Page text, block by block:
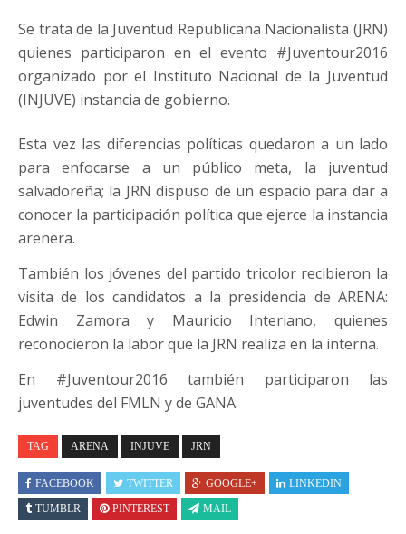
Se trata de la Juventud Republicana Nacionalista (JRN)
quienes participaron en el evento #Juventour2016
organizado por el Instituto Nacional de la Juventud
(INJUVE) instancia de gobierno.
Esta vez las diferencias políticas quedaron a un lado
para enfocarse a un público meta, la juventud
salvadoreña; la JRN dispuso de un espacio para dar a
conocer la participación política que ejerce la instancia
arenera.
También los jóvenes del partido tricolor recibieron la
visita de los candidatos a la presidencia de ARENA:
Edwin Zamora y Mauricio Interiano, quienes
reconocieron la labor que la JRN realiza en la interna.
En #Juventour2016 también participaron las
juventudes del FMLN y de GANA.
TAG ARENA INJUVE JRN
FACEBOOK TWITTER GOOGLE+
LINKEDIN
TUMBLR
PINTEREST MAIL